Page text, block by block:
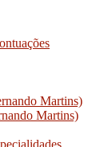
Martins)
Martins)